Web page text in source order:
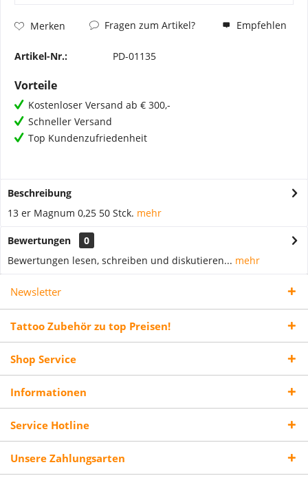
Merken Fragen zum Artikel? Empfehlen
Artikel-Nr.: PD-01135
Vorteile
Kostenloser Versand ab € 300,-
Schneller Versand
Top Kundenzufriedenheit
Beschreibung
13 er Magnum 0,25 50 Stck. mehr
Bewertungen
0
Bewertungen lesen, schreiben und diskutieren... mehr
Newsletter
Tattoo Zubehör zu top Preisen!
Shop Service
Informationen
Service Hotline
Unsere Zahlungsarten